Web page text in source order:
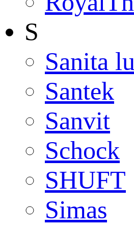
S
Sanita
Santek
Sanvit
Schock
SHUFT
Simas